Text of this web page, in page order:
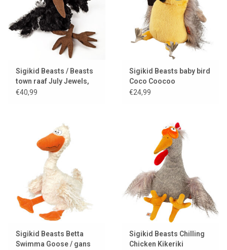
Sigikid Beasts / Beasts
town raaf July Jewels,
KiKeRiKi
€40,99
Sigikid Beasts baby bird
Coco Coocoo
€24,99
Sigikid Beasts Betta
Swimma Goose / gans
Sigikid Beasts Chilling
Chicken Kikeriki